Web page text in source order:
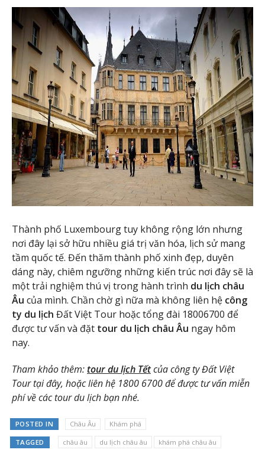
Thành phố Luxembourg tuy không rộng lớn nhưng
nơi đây lại sở hữu nhiều giá trị văn hóa, lịch sử mang
tầm quốc tế. Đến thăm thành phố xinh đẹp, duyên
dáng này, chiêm ngưỡng những kiến trúc nơi đây sẽ là
một trải nghiệm thú vị trong hành trình du lịch châu
Âu của mình. Chần chờ gì nữa mà không liên hệ công
ty du lịch Đất Việt Tour hoặc tổng đài 18006700 để
được tư vấn và đặt tour du lịch châu Âu ngay hôm
nay.
Tham khảo thêm:tour du lịch Tếtcủa công ty Đất Việt
Tour tại đây, hoặc liên hệ 1800 6700 để được tư vấn miễn
phí về các tour du lịch bạn nhé.
POSTED IN Châu Âu Khám phá
TAGGED châu âu du lịch châu âu khám phá châu âu